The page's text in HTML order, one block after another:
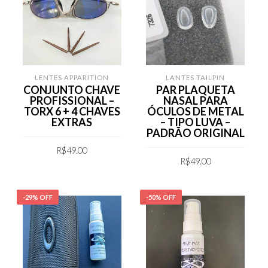
LENTES APPARITION
CONJUNTO CHAVE
PROFISSIONAL –
TORX 6 + 4 CHAVES
EXTRAS
R$49.00
LANTES TAILPIN
PAR PLAQUETA
NASAL PARA
ÓCULOS DE METAL
– TIPO LUVA –
PADRÃO ORIGINAL
R$49.00
-29% OFF
-50% OFF